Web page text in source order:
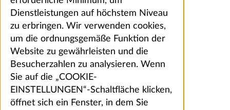
Dienstleistungen auf höchstem Niveau
zu erbringen. Wir verwenden cookies,
um die ordnungsgemäße Funktion der
Website zu gewährleisten und die
Besucherzahlen zu analysieren. Wenn
Sie auf die „COOKIE-
EINSTELLUNGEN“-Schaltfläche klicken,
öffnet sich ein Fenster, in dem Sie